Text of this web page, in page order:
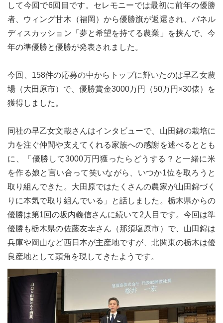
して今回で6回目です。セレモニーでは最初に前年の優勝
者、ウィング甘木（福岡）から優勝旗が返還され、パネル
ディスカッション「夢と希望を持てる農業」を挟んで、今
年の準優勝と優勝が発表されました。
今回、158件の応募の中からトップに輝いたのは早乙女農
場（大田原市）で、優勝賞金3000万円（50万円×30俵）を
獲得しました。
同社の早乙女文哉さんはインタビューで、山田錦の栽培に
力を注ぐ仲間や支えてくれる家族への感謝を述べるととも
に、「優勝して3000万円獲ったらどうする？と一緒に米
を作る娘と言い合って笑いながら、いつか1位を取ろうと
取り組んできた。大田原ではたくさんの農家が山田錦づく
りに本気で取り組んでいる」と話しました。栃木県からの
優勝は第1回の坂内義信さんに続いて2人目です。今回は準
優勝も栃木県の佐藤友幸さん（那須塩原市）で、山田錦は
兵庫や岡山など西日本が主産地ですが、北関東の栃木は優
良産地として頭角を現してきたようです。